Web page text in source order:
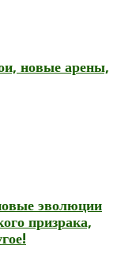
новые арены,
эволюции
призрака,